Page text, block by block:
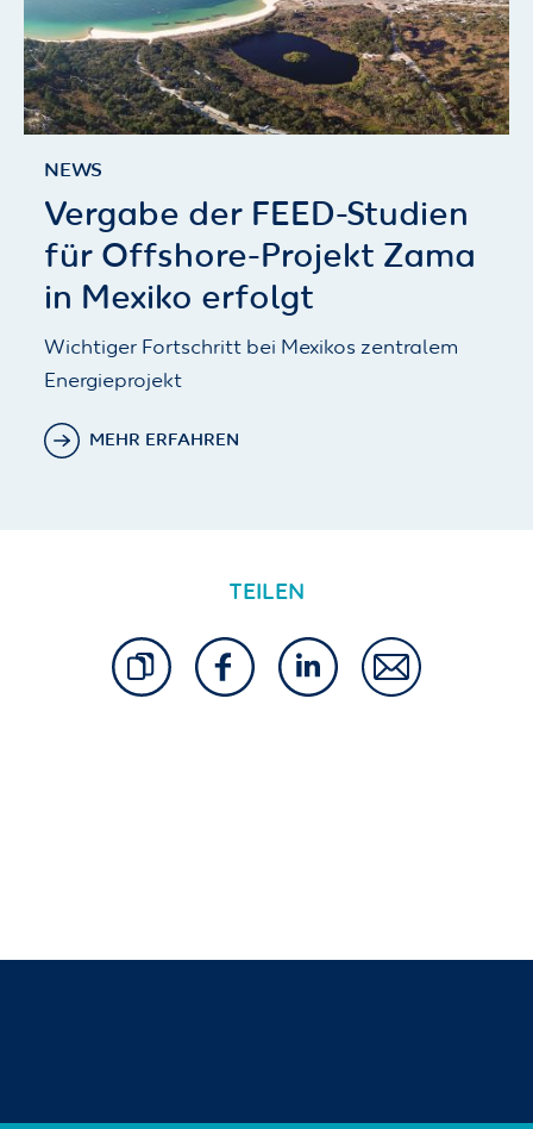
NEWS
Vergabe der FEED-Studien
für Offshore-Projekt Zama
in Mexiko erfolgt
Wichtiger Fortschritt bei Mexikos zentralem
Energieprojekt
MEHR ERFAHREN
TEILEN